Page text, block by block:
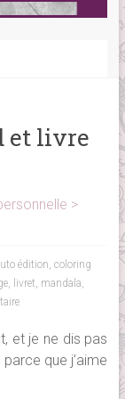
et livre
>
édition, coloring
, livret, mandala,
et je ne dis pas
que j’aime